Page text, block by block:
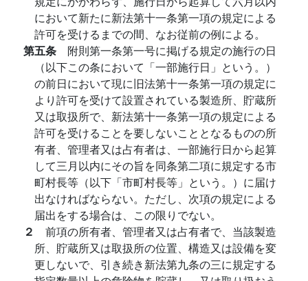
において新たに新法第十一条第一項の規定による
許可を受けるまでの間、なお従前の例による。
第五条 附則第一条第一号に掲げる規定の施行の日
（以下この条において「一部施行日」という。）
の前日において現に旧法第十一条第一項の規定に
より許可を受けて設置されている製造所、貯蔵所
又は取扱所で、新法第十一条第一項の規定による
許可を受けることを要しないこととなるものの所
有者、管理者又は占有者は、一部施行日から起算
して三月以内にその旨を同条第二項に規定する市
町村長等（以下「市町村長等」という。）に届け
出なければならない。ただし、次項の規定による
届出をする場合は、この限りでない。
２ 前項の所有者、管理者又は占有者で、当該製造
所、貯蔵所又は取扱所の位置、構造又は設備を変
更しないで、引き続き新法第九条の三に規定する